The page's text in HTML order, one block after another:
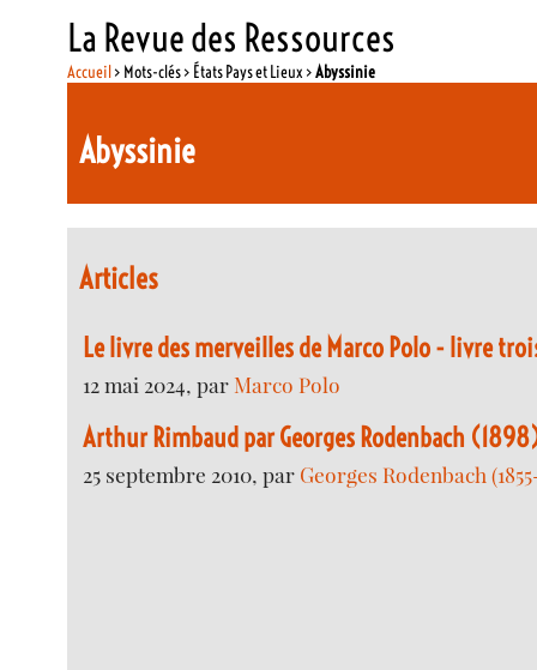
La Revue des Ressources
Accueil> Mots-clés > États Pays et Lieux >Abyssinie
Abyssinie
Articles
Le livre des merveilles de Marco Polo - livre
12 mai 2024, parMarco Polo
Arthur Rimbaud par Georges Rodenbach
25 septembre 2010, par Georges Rodenbach